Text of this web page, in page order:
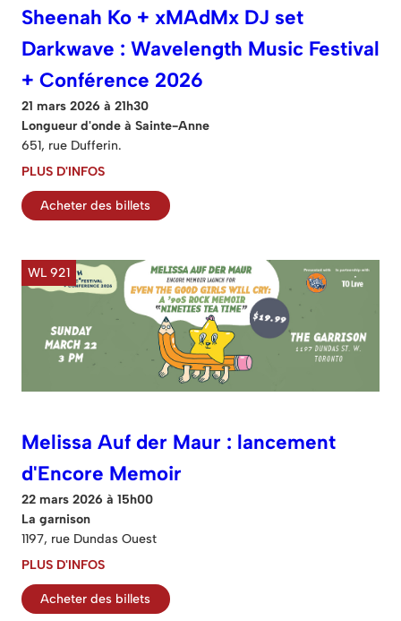
Sheenah Ko + xMAdMx DJ set
Darkwave : Wavelength Music Festival
+ Conférence 2026
21 mars 2026 à 21h30
Longueur d'onde à Sainte-Anne
651, rue Dufferin.
PLUS D'INFOS
Acheter des billets
WL 921
Melissa Auf der Maur : lancement
d'Encore Memoir
22 mars 2026 à 15h00
La garnison
1197, rue Dundas Ouest
PLUS D'INFOS
Acheter des billets